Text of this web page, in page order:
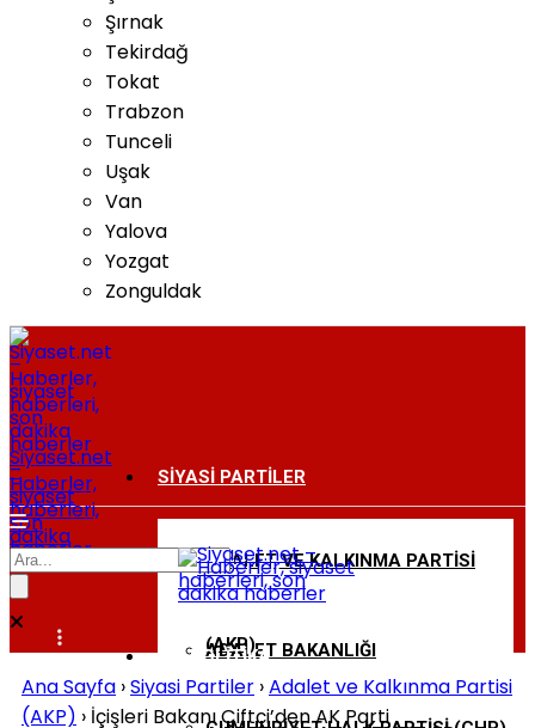
Şırnak
Tekirdağ
Tokat
Trabzon
Tunceli
Uşak
Van
Yalova
Yozgat
Zonguldak
Siyaset.net
–
Haberler,
siyaset
haberleri,
son
dakika
haberler
SIYASI PARTILER
ADALET VE KALKINMA PARTISI
(AKP)
BAKANLIKLAR
ADALET BAKANLIĞI
DIŞ POLITIKA
Ana Sayfa ›Siyasi Partiler ›Adalet ve Kalkınma Partisi
(AKP) › İçişleri Bakanı Çiftçi’den AK Parti